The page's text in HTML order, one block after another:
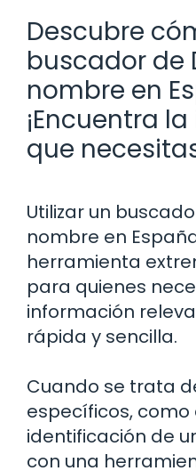
Descubre
buscador de
nombre en
¡Encuentra
que
Utilizar un
nombre en
herramienta
para quienes
información
rápida y sencilla.
Cuando se trata
específicos,
identificación de
con una